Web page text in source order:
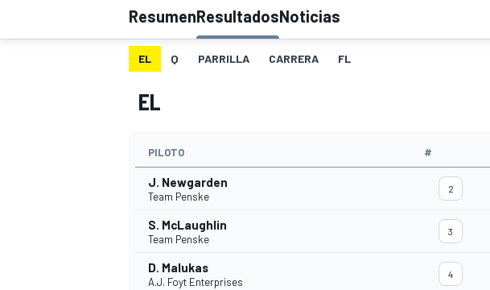
MOTOGP
ResumenResultadosNoticias
EL Q PARRILLA CARRERA FL
EL
PILOTO #
J. Newgarden
Team Penske
2
S. McLaughlin
Team Penske
3
D. Malukas
A.J. Foyt Enterprises
4